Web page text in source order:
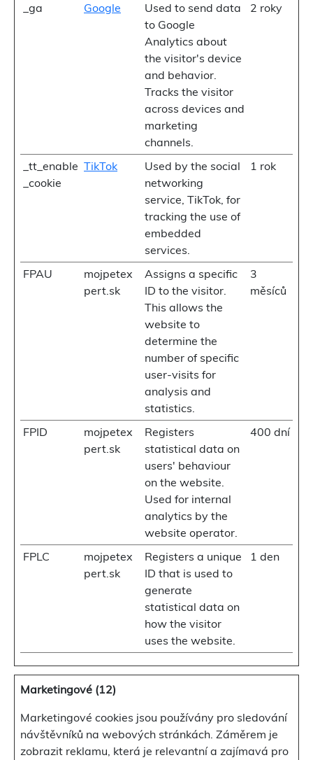
_ga
Google
Used to send data
to Google
Analytics about
the visitor's device
and behavior.
Tracks the visitor
across devices and
marketing
channels.
2 roky
_tt_enable
_cookie
TikTok
Used by the social
networking
service, TikTok, for
tracking the use of
embedded
services.
1 rok
FPAU
mojpetex
pert.sk
Assigns a specific
ID to the visitor.
This allows the
website to
determine the
number of specific
user-visits for
analysis and
statistics.
3
měsíců
FPID
mojpetex
pert.sk
Registers
statistical data on
users' behaviour
on the website.
Used for internal
analytics by the
website operator.
400 dní
FPLC
mojpetex
pert.sk
Registers a unique
ID that is used to
generate
statistical data on
how the visitor
uses the website.
1 den
Marketingové (12)
Marketingové cookies jsou používány pro sledování
návštěvníků na webových stránkách. Záměrem je
zobrazit reklamu, která je relevantní a zajímavá pro